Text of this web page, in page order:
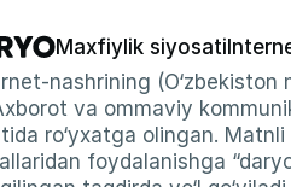
Maxfiylik siyosati
nashrining
va ommaviy
ro‘yxatga olingan.
foydalanishga